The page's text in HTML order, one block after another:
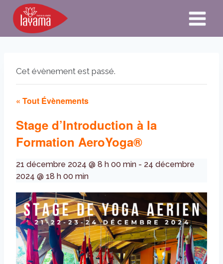
Aller
contenu
Cet évènement est passé.
« Tout Évènements
Stage d’Introduction à la
Formation AeroYoga®
21 décembre 2024 @ 8 h 00 min - 24 décembre
2024 @ 18 h 00 min